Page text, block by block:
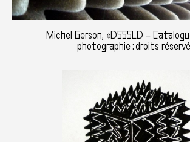
Michel Gerson, «DSSSLD –
photographie : droits